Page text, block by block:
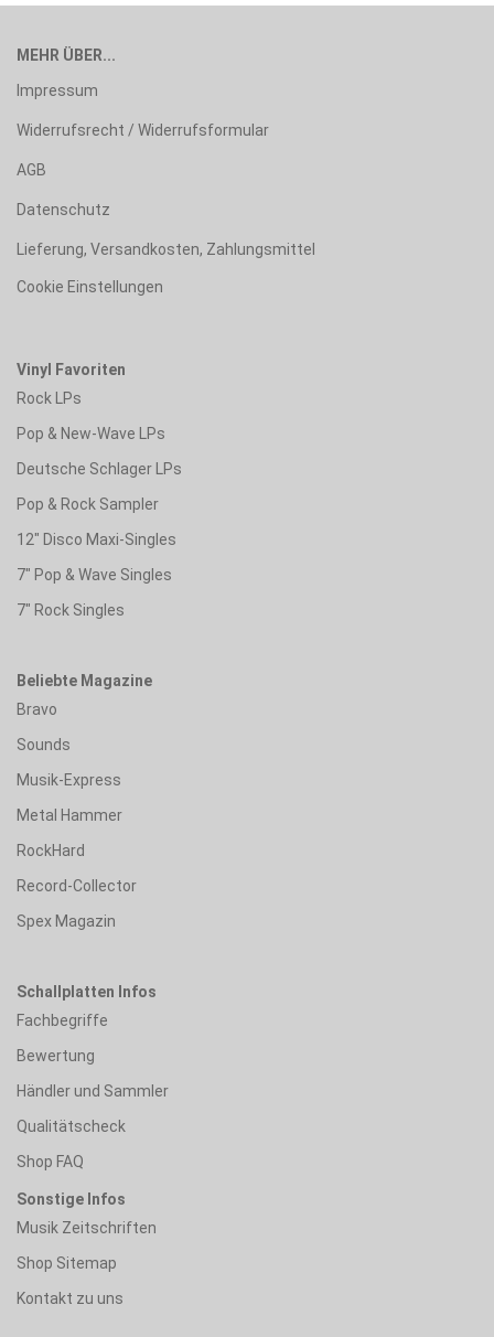
MEHR ÜBER...
Impressum
Widerrufsrecht / Widerrufsformular
AGB
Datenschutz
Lieferung, Versandkosten, Zahlungsmittel
Cookie Einstellungen
Vinyl Favoriten
Rock LPs
Pop & New-Wave LPs
Deutsche Schlager LPs
Pop & Rock Sampler
12" Disco Maxi-Singles
7" Pop & Wave Singles
7" Rock Singles
Beliebte Magazine
Bravo
Sounds
Musik-Express
Metal Hammer
RockHard
Record-Collector
Spex Magazin
Schallplatten Infos
Fachbegriffe
Bewertung
Händler und Sammler
Qualitätscheck
Shop FAQ
Sonstige Infos
Musik Zeitschriften
Shop Sitemap
Kontakt zu uns